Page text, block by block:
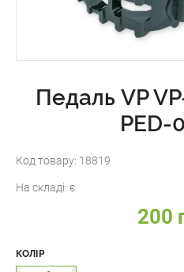
Педаль VP
PED-
Код товару: 18819
На складі: є
200
КОЛІР